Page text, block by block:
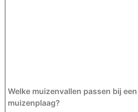
Welke muizenvallen passen bij
muizenplaag?